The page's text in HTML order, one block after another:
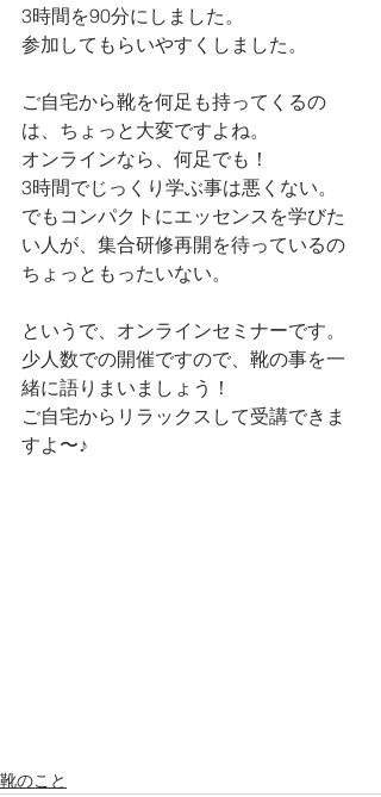
3時間を90分にしました。
参加してもらいやすくしました。
ご自宅から靴を何足も持ってくるの
は、ちょっと大変ですよね。
オンラインなら、何足でも！
3時間でじっくり学ぶ事は悪くない。
でもコンパクトにエッセンスを学びた
い人が、集合研修再開を待っているの
ちょっともったいない。
というで、オンラインセミナーです。
少人数での開催ですので、靴の事を一
緒に語りまいましょう！
ご自宅からリラックスして受講できま
すよ〜♪
靴のこと